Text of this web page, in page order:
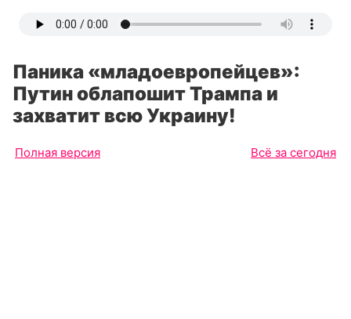
Паника «младоевропейцев»:
Путин облапошит Трампа и
захватит всю Украину!
Полная версия Всё за сегодня